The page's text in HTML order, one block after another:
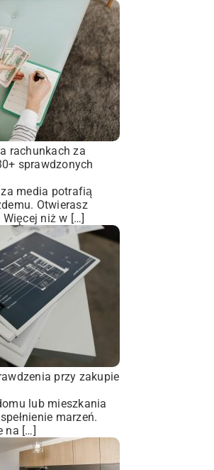
rachunkach za
sprawdzonych
media potrafią
Otwierasz
niż w […]
przy zakupie
lub mieszkania
marzeń.
na […]